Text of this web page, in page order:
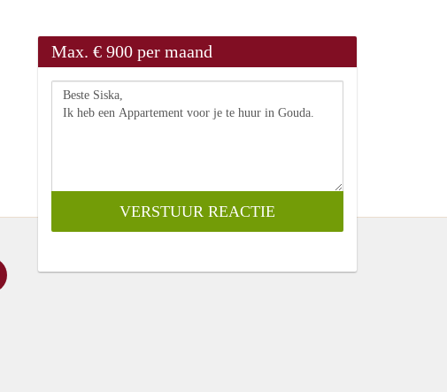
Max. € 900 per maand